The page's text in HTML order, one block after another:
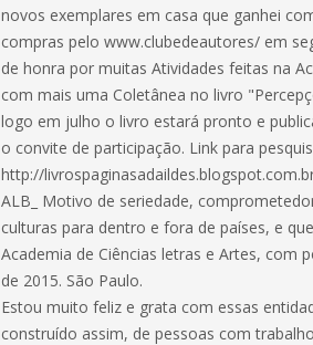
novos exemplares em casa que ganhei
compras pelo www.clubedeautores/ em
de honra por muitas Atividades feitas na
com mais uma Coletânea no livro
logo em julho o livro estará pronto e
o convite de participação. Link para
http://
ALB_ Motivo de seriedade,
culturas para dentro e fora de países, e
Academia de Ciências letras e Artes, com
de 2015. São Paulo.
Estou muito feliz e grata com essas
construído assim, de pessoas com